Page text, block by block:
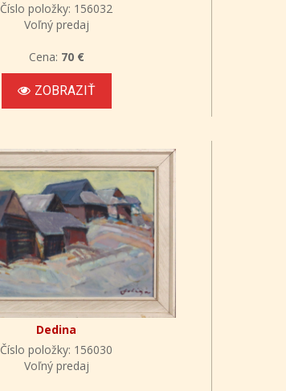
Číslo položky: 156032
Voľný predaj
Cena: 70 €
ZOBRAZIŤ
Dedina
Číslo položky: 156030
Voľný predaj